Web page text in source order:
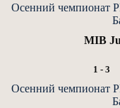
Осенний чемпионат
MIB
1 - 3
Осенний чемпионат